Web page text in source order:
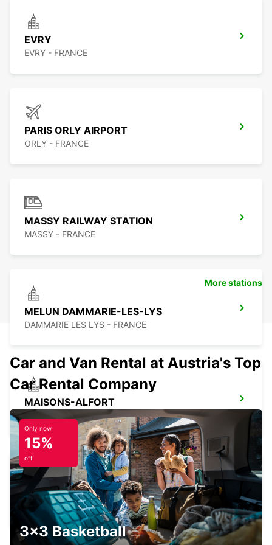
EVRY
EVRY - FRANCE
PARIS ORLY AIRPORT
ORLY - FRANCE
MASSY RAILWAY STATION
MASSY - FRANCE
MELUN DAMMARIE-LES-LYS
DAMMARIE LES LYS - FRANCE
MAISONS-ALFORT
MAISONS ALFORT - FRANCE
IVRY-SUR-SEINE
IVRY SUR SEINE - FRANCE
More stations
Car and Van Rental at Austria's Top
Car Rental Company
Only now
15%
off
3x3 Basketball